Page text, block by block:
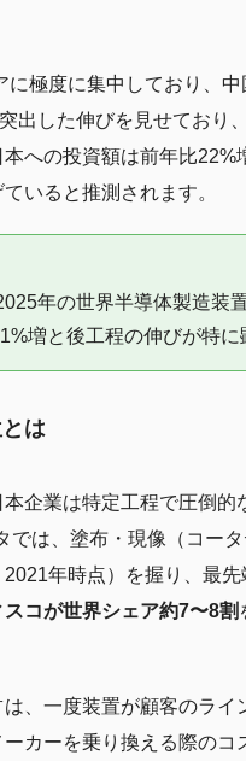
極度に集中しており、
出した伸びを見せており
への投資額は前年比
いると推測されます。
年の世界半導体製造装
増と後工程の伸びが特に
は
企業は特定工程で圧倒
では、塗布・現像（コー
2021年時点）を握り、最
スコが世界シェア約7〜8割
、一度装置が顧客のラ
カーを乗り換える際の